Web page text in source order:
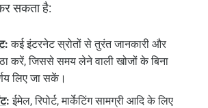
सकता है:
: कई इंटरनेट स्रोतों से तुरंत जानकारी और
करें, जिससे समय लेने वाली खोजों के बिना
लिए जा सकें।
: ईमेल, रिपोर्ट, मार्केटिंग सामग्री आदि के लिए